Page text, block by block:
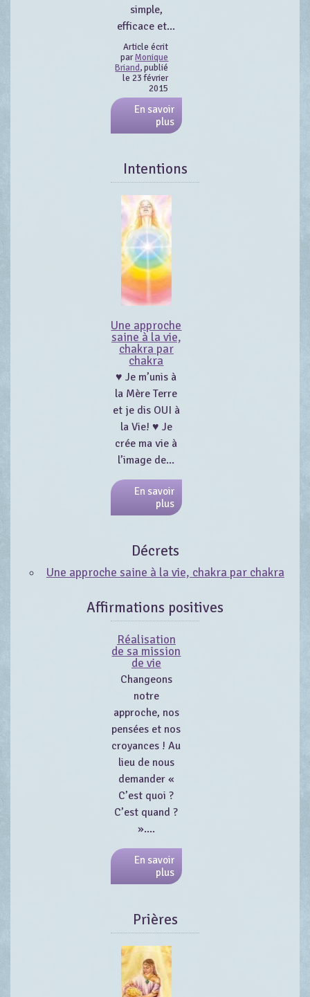
simple,
efficace et...
Article écrit
parMonique
Briand, publié
le 23 février
2015
En savoir
plus
Intentions
Une approche
saine à la vie,
chakra par
chakra
♥ Je m’unis à
la Mère Terre
et je dis OUI à
la Vie! ♥ Je
crée ma vie à
l’image de...
En savoir
plus
Décrets
Une approche saine à la vie, chakra par chakra
Affirmations positives
Réalisation
de sa mission
de vie
Changeons
notre
approche, nos
pensées et nos
croyances ! Au
lieu de nous
demander «
C’est quoi ?
C’est quand ?
»....
En savoir
plus
Prières